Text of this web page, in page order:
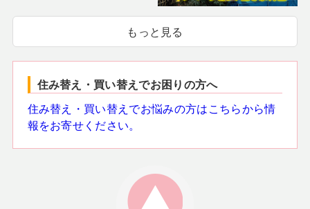
もっと見る
住み替え・買い替えでお困りの方へ
住み替え・買い替えでお悩みの方はこちらから情
報をお寄せください。